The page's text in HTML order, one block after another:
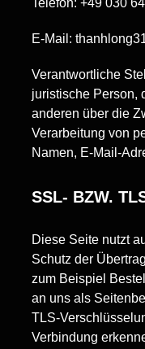
Telefon: +49 030
E-Mail:
Verantwortliche
juristische Person,
anderen über die
Verarbeitung von
Namen, E-Mail-
SSL- BZW.
Diese Seite nutzt
Schutz der
zum Beispiel
an uns als
TLS-
Verbindung